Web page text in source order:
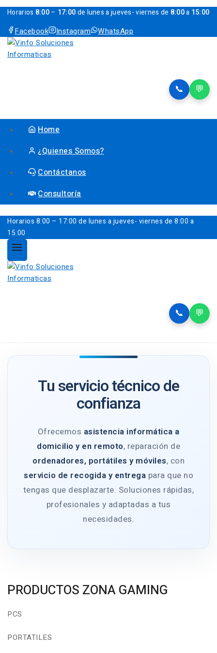
Horarios 8:00– 17:00de lunes a jueves- viernes de 8:00a 15:00
Facebook Instagram WhatsApp
📞 💬
Home
¿Quienes Somos?
Contáctanos
Consultoría
Horarios 8:00 – 17:00 de lunes a jueves- viernes de 8:00 a
15:00
📞 💬
Tu servicio técnico de
confianza
Ofrecemos asistencia informática a
domicilio y en remoto, reparación de
ordenadores, portátiles y móviles, con
servicio de recogida y entrega para que no
tengas que desplazarte. Soluciones rápidas,
profesionales y adaptadas a tus
necesidades.
PRODUCTOS ZONA GAMING
PCS
PORTATILES